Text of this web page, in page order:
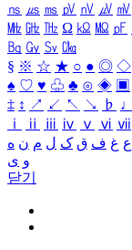
㎱ ㎲ ㎳ ㎴ ㎵ ㎶ ㎷
㎒ ㎓ ㎔ Ω ㏀ ㏁ ㎊
㏃ ㏉ ㏜ ㏆
§ ※ ☆ ★ ○ ● ◎ ◇
♠ ♡ ♥ ♧ ♣ ⊙ ◈ ▣
‡ ↕ ↗ ↙ ↖ ↘ ♭ ♩
ⅰ
ⅱ ⅲ ⅳ ⅴ ⅵ ⅶ
ع غ ف ق ک ل م ن ه
و ی
닫기